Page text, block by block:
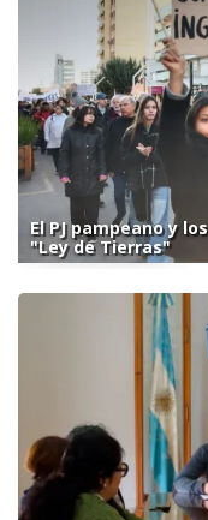
El PJ pampeano y
"Ley de Tierras"